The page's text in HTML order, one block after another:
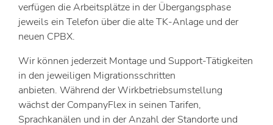
verfügen die Arbeitsplätze in der Übergangsphase
jeweils ein Telefon über die alte TK-Anlage und der
neuen CPBX.
Wir können jederzeit Montage und Support-Tätigkeiten
in den jeweiligen Migrationsschritten
anbieten. Während der Wirkbetriebsumstellung
wächst der CompanyFlex in seinen Tarifen,
Sprachkanälen und in der Anzahl der Standorte und